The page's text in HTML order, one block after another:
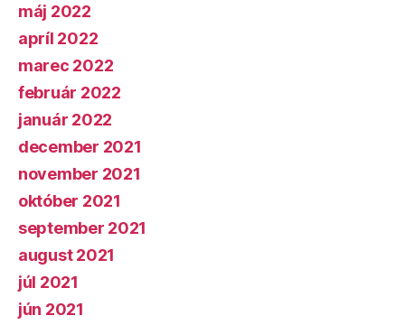
máj 2022
apríl 2022
marec 2022
február 2022
január 2022
december 2021
november 2021
október 2021
september 2021
august 2021
júl 2021
jún 2021